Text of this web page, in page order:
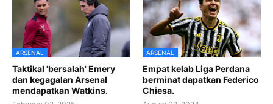
ARSENAL
Taktikal 'bersalah' Emery
dan kegagalan Arsenal
mendapatkan Watkins.
ARSENAL
Empat kelab Liga Perdana
berminat dapatkan Federico
Chiesa.